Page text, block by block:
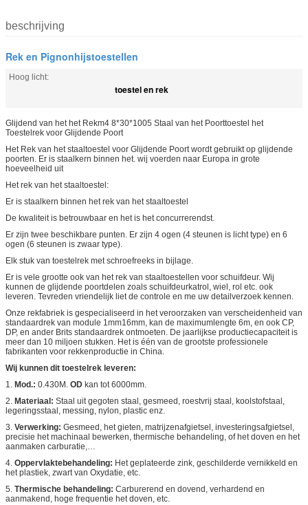
beschrijving
Rek en Pignonhijstoestellen
Hoog licht:
toestel en rek
Glijdend van het het Rekm4 8*30*1005 Staal van het Poorttoestel het
Toestelrek voor Glijdende Poort
Het Rek van het staaltoestel voor Glijdende Poort wordt gebruikt op glijdende
poorten. Er is staalkern binnen het. wij voerden naar Europa in grote
hoeveelheid uit
Het rek van het staaltoestel:
Er is staalkern binnen het rek van het staaltoestel
De kwaliteit is betrouwbaar en het is het concurrerendst.
Er zijn twee beschikbare punten. Er zijn 4 ogen (4 steunen is licht type) en 6
ogen (6 steunen is zwaar type).
Elk stuk van toestelrek met schroefreeks in bijlage.
Er is vele grootte ook van het rek van staaltoestellen voor schuifdeur. Wij
kunnen de glijdende poortdelen zoals schuifdeurkatrol, wiel, rol etc. ook
leveren. Tevreden vriendelijk liet de controle en me uw detailverzoek kennen.
Onze rekfabriek is gespecialiseerd in het veroorzaken van verscheidenheid van
standaardrek van module 1mm16mm, kan de maximumlengte 6m, en ook CP,
DP, en ander Brits standaardrek ontmoeten. De jaarlijkse productiecapaciteit is
meer dan 10 miljoen stukken. Het is één van de grootste professionele
fabrikanten voor rekkenproductie in China.
Wij kunnen dit toestelrek leveren:
1. Mod.: 0.430M. OD kan tot 6000mm.
2. Materiaal: Staal uit gegoten staal, gesmeed, roestvrij staal, koolstofstaal,
legeringsstaal, messing, nylon, plastic enz.
3. Verwerking: Gesmeed, het gieten, matrijzenafgietsel, investeringsafgietsel,
precisie het machinaal bewerken, thermische behandeling, of het doven en het
aanmaken carburatie,…
4. Oppervlaktebehandeling: Het geplateerde zink, geschilderde vernikkeld en
het plastiek, zwart van Oxydatie, etc.
5. Thermische behandeling: Carburerend en dovend, verhardend en
aanmakend, hoge frequentie het doven, etc.